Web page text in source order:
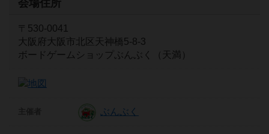
会場住所
〒530-0041
大阪府大阪市北区天神橋5-8-3
ボードゲームショップぶんぶく（天満）
ぶんぶく